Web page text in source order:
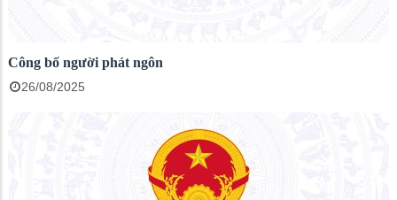
Công bố người phát ngôn
26/08/2025